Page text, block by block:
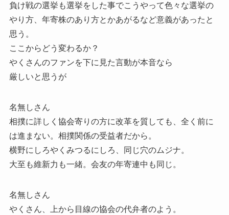
負け戦の選挙も選挙をした事でこうやって色々な選挙の
やり方、年寄株のあり方とかあがるなど意義があったと
思う。
ここからどう変わるか？
やくさんのファンを下に見た言動が本音なら
厳しいと思うが
名無しさん
相撲に詳しく協会寄りの方に改革を質しても、全く前に
は進まない。相撲関係の受益者だから。
横野にしろやくみつるにしろ、同じ穴のムジナ。
大至も維新力も一緒。会友の年寄連中も同じ。
名無しさん
やくさん、上から目線の協会の代弁者のよう。